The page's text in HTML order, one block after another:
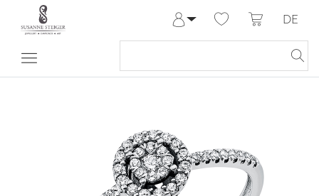
Anmelden
Meine Bestellungen
DE